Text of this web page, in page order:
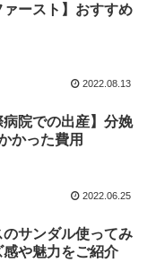
ァースト】おすすめ
2022.08.13
病院での出産】分娩
かった費用
2022.06.25
のサンダル使ってみ
や魅力をご紹介